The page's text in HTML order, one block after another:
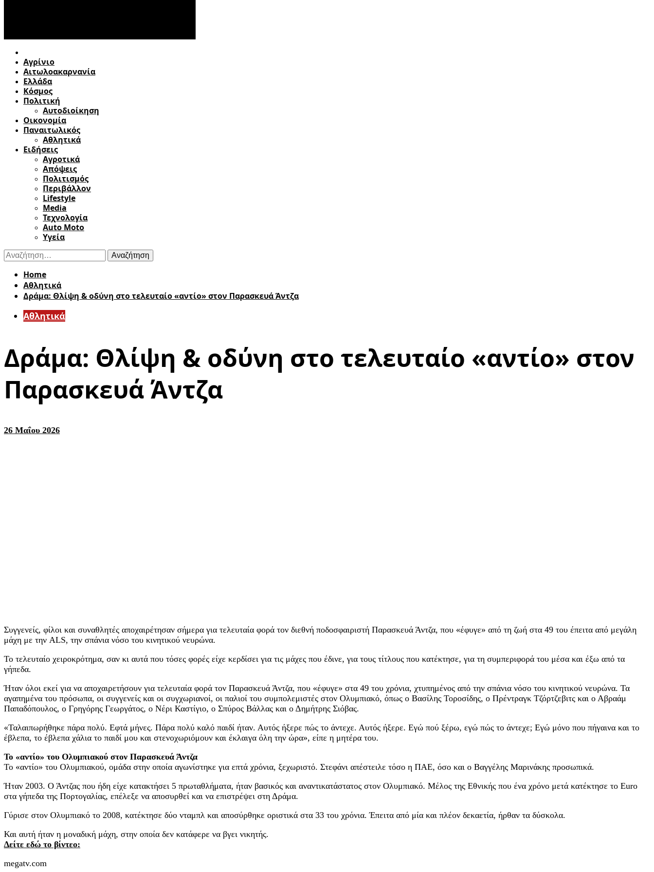
Αγρίνιο
Αιτωλοακαρνανία
Ελλάδα
Κόσμος
Πολιτική
Αυτοδιοίκηση
Οικονομία
Παναιτωλικός
Αθλητικά
Ειδήσεις
Αγροτικά
Απόψεις
Πολιτισμός
Περιβάλλον
Lifestyle
Media
Τεχνολογία
Auto Moto
Υγεία
Αναζήτηση
για:
Home
Αθλητικά
Δράμα: Θλίψη & οδύνη στο τελευταίο «αντίο» στον Παρασκευά Άντζα
Αθλητικά
Δράμα: Θλίψη & οδύνη στο τελευταίο «αντίο» στον
Παρασκευά Άντζα
26 Μαΐου 2026
Συγγενείς, φίλοι και συναθλητές αποχαιρέτησαν σήμερα για τελευταία φορά τον διεθνή ποδοσφαιριστή Παρασκευά Άντζα, που «έφυγε» από τη ζωή στα 49 του έπειτα από μεγάλη
μάχη με την ALS, την σπάνια νόσο του κινητικού νευρώνα.
Το τελευταίο χειροκρότημα, σαν κι αυτά που τόσες φορές είχε κερδίσει για τις μάχες που έδινε, για τους τίτλους που κατέκτησε, για τη συμπεριφορά του μέσα και έξω από τα
γήπεδα.
Ήταν όλοι εκεί για να αποχαιρετήσουν για τελευταία φορά τον Παρασκευά Άντζα, που «έφυγε» στα 49 του χρόνια, χτυπημένος από την σπάνια νόσο του κινητικού νευρώνα. Τα
αγαπημένα του πρόσωπα, οι συγγενείς και οι συγχωριανοί, οι παλιοί του συμπολεμιστές στον Ολυμπιακό, όπως ο Βασίλης Τοροσίδης, ο Πρέντραγκ Τζόρτζεβιτς και ο Αβραάμ
Παπαδόπουλος, ο Γρηγόρης Γεωργάτος, ο Νέρι Καστίγιο, ο Σπύρος Βάλλας και ο Δημήτρης Σιόβας.
«Ταλαιπωρήθηκε πάρα πολύ. Εφτά μήνες. Πάρα πολύ καλό παιδί ήταν. Αυτός ήξερε πώς το άντεχε. Αυτός ήξερε. Εγώ πού ξέρω, εγώ πώς το άντεχε; Εγώ μόνο που πήγαινα και το
έβλεπα, το έβλεπα χάλια το παιδί μου και στενοχωριόμουν και έκλαιγα όλη την ώρα», είπε η μητέρα του.
Το «αντίο» του Ολυμπιακού στον Παρασκευά Άντζα
Το «αντίο» του Ολυμπιακού, ομάδα στην οποία αγωνίστηκε για επτά χρόνια, ξεχωριστό. Στεφάνι απέστειλε τόσο η ΠΑΕ, όσο και ο Βαγγέλης Μαρινάκης προσωπικά.
Ήταν 2003. Ο Άντζας που ήδη είχε κατακτήσει 5 πρωταθλήματα, ήταν βασικός και αναντικατάστατος στον Ολυμπιακό. Μέλος της Εθνικής που ένα χρόνο μετά κατέκτησε το Euro
στα γήπεδα της Πορτογαλίας, επέλεξε να αποσυρθεί και να επιστρέψει στη Δράμα.
Γύρισε στον Ολυμπιακό το 2008, κατέκτησε δύο νταμπλ και αποσύρθηκε οριστικά στα 33 του χρόνια. Έπειτα από μία και πλέον δεκαετία, ήρθαν τα δύσκολα.
Και αυτή ήταν η μοναδική μάχη, στην οποία δεν κατάφερε να βγει νικητής.
Δείτε εδώ το βίντεο:
megatv.com